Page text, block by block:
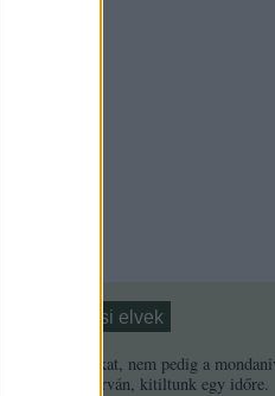
Moderálási elvek
1. Ha a másikat, nem pedig a
minősíted durván, kitiltunk egy időre.